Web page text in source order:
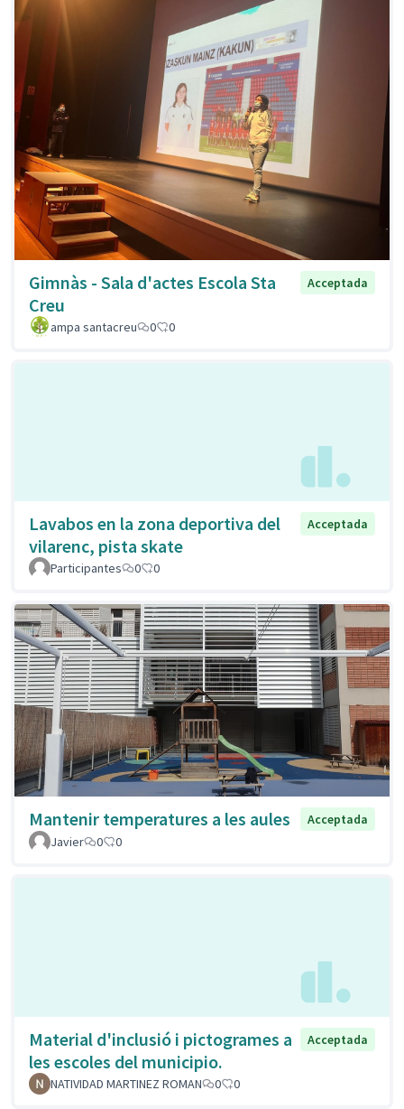
Gimnàs - Sala d'actes Escola Sta
Creu
Acceptada
ampa santacreu 0 0
Lavabos en la zona deportiva del
vilarenc, pista skate
Acceptada
Participantes 0 0
Mantenir temperatures a les aules
Acceptada
Javier
0 0
Material d'inclusió i pictogrames a
les escoles del municipio.
Acceptada
NATIVIDAD MARTINEZ ROMAN 0 0